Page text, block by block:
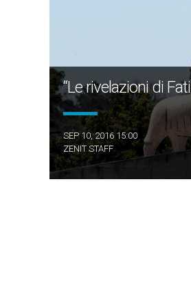
“Le rivelazioni di
SEP 10, 2016 15:00
ZENIT STAFF